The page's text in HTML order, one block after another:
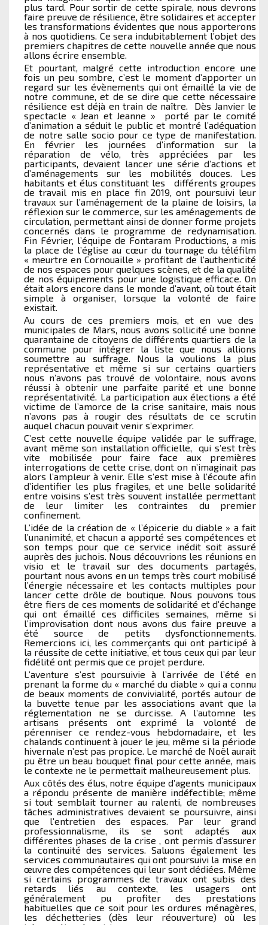
plus tard. Pour sortir de cette spirale, nous devrons
faire preuve de résilience, être solidaires et accepter
les transformations évidentes que nous apporterons
à nos quotidiens. Ce sera indubitablement l’objet des
premiers chapitres de cette nouvelle année que nous
allons écrire ensemble.
Et pourtant, malgré cette introduction encore une
fois un peu sombre, c’est le moment d’apporter un
regard sur les évènements qui ont émaillé la vie de
notre commune, et de se dire que cette nécessaire
résilience est déjà en train de naître. Dès Janvier le
spectacle « Jean et Jeanne » porté par le comité
d’animation a séduit le public et montré l’adéquation
de notre salle socio pour ce type de manifestation.
En février les journées d’information sur la
réparation de vélo, très appréciées par les
participants, devaient lancer une série d’actions et
d’aménagements sur les mobilités douces. Les
habitants et élus constituant les différents groupes
de travail mis en place fin 2019, ont poursuivi leur
travaux sur l’aménagement de la plaine de loisirs, la
réflexion sur le commerce, sur les aménagements de
circulation, permettant ainsi de donner forme projets
concernés dans le programme de redynamisation.
Fin Février, l’équipe de Fontaram Productions, a mis
la place de l’église au cœur du tournage du téléfilm
« meurtre en Cornouaille » profitant de l’authenticité
de nos espaces pour quelques scènes, et de la qualité
de nos équipements pour une logistique efficace. On
était alors encore dans le monde d’avant, où tout était
simple à organiser, lorsque la volonté de faire
existait.
Au cours de ces premiers mois, et en vue des
municipales de Mars, nous avons sollicité une bonne
quarantaine de citoyens de différents quartiers de la
commune pour intégrer la liste que nous allions
soumettre au suffrage. Nous la voulions la plus
représentative et même si sur certains quartiers
nous n’avons pas trouvé de volontaire, nous avons
réussi à obtenir une parfaite parité et une bonne
représentativité. La participation aux élections a été
victime de l’amorce de la crise sanitaire, mais nous
n’avons pas à rougir des résultats de ce scrutin
auquel chacun pouvait venir s’exprimer.
C’est cette nouvelle équipe validée par le suffrage,
avant même son installation officielle, qui s’est très
vite mobilisée pour faire face aux premières
interrogations de cette crise, dont on n’imaginait pas
alors l’ampleur à venir. Elle s’est mise à l’écoute afin
d’identifier les plus fragiles, et une belle solidarité
entre voisins s’est très souvent installée permettant
de leur limiter les contraintes du premier
confinement.
L’idée de la création de « l’épicerie du diable » a fait
l’unanimité, et chacun a apporté ses compétences et
son temps pour que ce service inédit soit assuré
auprès des juchois. Nous découvrions les réunions en
visio et le travail sur des documents partagés,
pourtant nous avons en un temps très court mobilisé
l’énergie nécessaire et les contacts multiples pour
lancer cette drôle de boutique. Nous pouvons tous
être fiers de ces moments de solidarité et d’échange
qui ont émaillé ces difficiles semaines, même si
l’improvisation dont nous avons dus faire preuve a
été source de petits dysfonctionnements.
Remercions ici, les commerçants qui ont participé à
la réussite de cette initiative, et tous ceux qui par leur
fidélité ont permis que ce projet perdure.
L’aventure s’est poursuivie à l’arrivée de l’été en
prenant la forme du « marché du diable » qui a connu
de beaux moments de convivialité, portés autour de
la buvette tenue par les associations avant que la
réglementation ne se durcisse. A l’automne les
artisans présents ont exprimé la volonté de
pérenniser ce rendez-vous hebdomadaire, et les
chalands continuent à jouer le jeu, même si la période
hivernale n’est pas propice. Le marché de Noël aurait
pu être un beau bouquet final pour cette année, mais
le contexte ne le permettait malheureusement plus.
Aux côtés des élus, notre équipe d’agents municipaux
a répondu présente de manière indéfectible; même
si tout semblait tourner au ralenti, de nombreuses
tâches administratives devaient se poursuivre, ainsi
que l’entretien des espaces. Par leur grand
professionnalisme, ils se sont adaptés aux
différentes phases de la crise , ont permis d’assurer
la continuité des services. Saluons également les
services communautaires qui ont poursuivi la mise en
œuvre des compétences qui leur sont dédiées. Même
si certains programmes de travaux ont subis des
retards liés au contexte, les usagers ont
généralement pu profiter des prestations
habituelles que ce soit pour les ordures ménagères,
les déchetteries (dès leur réouverture) où les